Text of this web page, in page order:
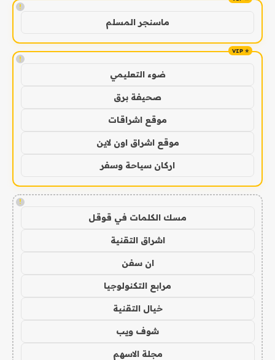
!
ماسنجر المسلم
!
ضوء التعليمي
صحيفة برق
موقع اشراقات
موقع اشراق اون لاين
اركان سياحة وسفر
!
مسك الكلمات في قوقل
اشراق التقنية
ان سفن
مرابع التكنولوجيا
خيال التقنية
شوف ويب
مجلة الاسهم